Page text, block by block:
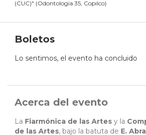
(CUC)" (Odontología 35, Copilco)
Boletos
Lo sentimos, el evento ha concluido
Acerca del evento
La Fiarmónica de las Artes y la
de las Artes, bajo la batuta de E.